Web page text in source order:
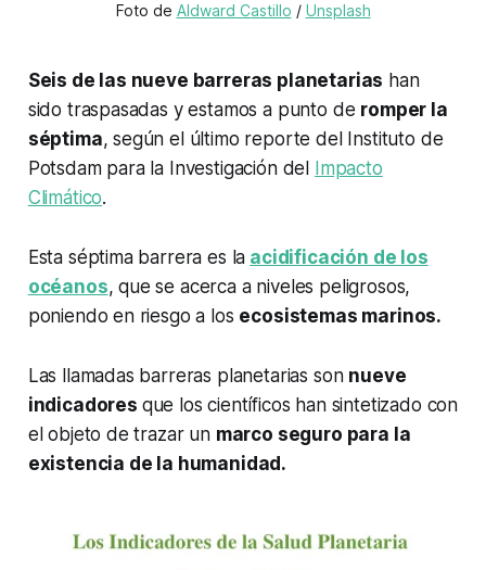
Foto de Aldward Castillo / Unsplash
Seis de las nueve barreras planetarias han
sido traspasadas y estamos a punto de romper la
séptima, según el último reporte del Instituto de
Potsdam para la Investigación del
Impacto
Climático.
Esta séptima barrera es la acidificación de los
océanos, que se acerca a niveles peligrosos,
poniendo en riesgo a los ecosistemas marinos.
Las llamadas barreras planetarias son nueve
indicadores que los científicos han sintetizado con
el objeto de trazar un marco seguro para la
existencia de la humanidad.